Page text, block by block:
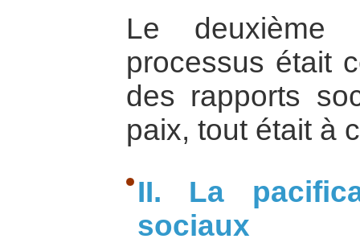
Le deuxième
processus était
des rapports
paix, tout était à
II. La
sociaux